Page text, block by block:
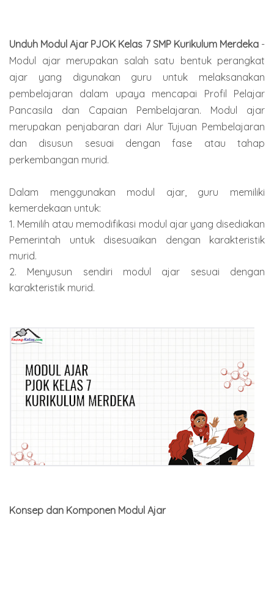
Unduh Modul Ajar PJOK Kelas 7 SMP Kurikulum Merdeka -
Modul ajar merupakan salah satu bentuk perangkat
ajar yang digunakan guru untuk melaksanakan
pembelajaran dalam upaya mencapai Profil Pelajar
Pancasila dan Capaian Pembelajaran. Modul ajar
merupakan penjabaran dari Alur Tujuan Pembelajaran
dan disusun sesuai dengan fase atau tahap
perkembangan murid.
Dalam menggunakan modul ajar, guru memiliki
kemerdekaan untuk:
1. Memilih atau memodifikasi modul ajar yang disediakan
Pemerintah untuk disesuaikan dengan karakteristik
murid.
2. Menyusun sendiri modul ajar sesuai dengan
karakteristik murid.
Konsep dan Komponen Modul Ajar